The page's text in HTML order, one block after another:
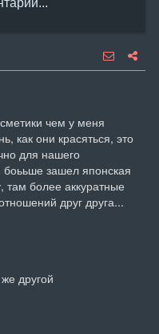
чем у меня
как они красяться, это
для нашего
зашел японская
там более аккуратные
друг друга...
другой